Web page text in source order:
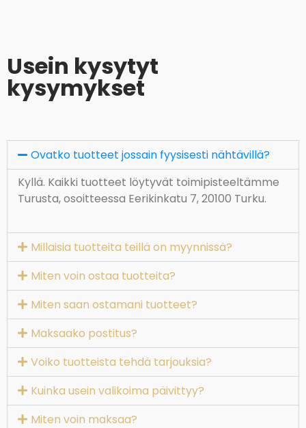
Usein kysytyt
kysymykset
Ovatko tuotteet jossain fyysisesti nähtävillä?
Kyllä. Kaikki tuotteet löytyvät toimipisteeltämme
Turusta, osoitteessa Eerikinkatu 7, 20100 Turku.
Millaisia tuotteita teillä on myynnissä?
Miten voin ostaa tuotteita?
Miten saan ostamani tuotteet?
Maksaako postitus?
Voiko tuotteista tehdä tarjouksia?
Kuinka usein valikoima päivittyy?
Miten voin maksaa?